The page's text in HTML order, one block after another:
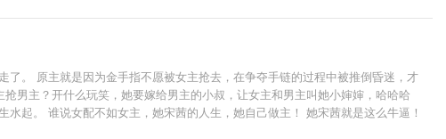
。 原主就是因为金手指不愿被女主抢去，在争夺手链的过程中被推倒昏迷，才
男主？开什么玩笑，她要嫁给男主的小叔，让女主和男主叫她小婶婶，哈哈哈
起。 谁说女配不如女主，她宋茜的人生，她自己做主！ 她宋茜就是这么牛逼！